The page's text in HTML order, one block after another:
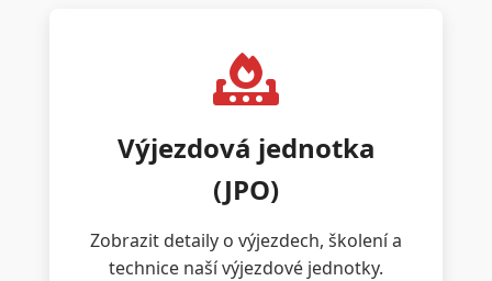
Výjezdová jednotka
(JPO)
Zobrazit detaily o výjezdech, školení a
technice naší výjezdové jednotky.